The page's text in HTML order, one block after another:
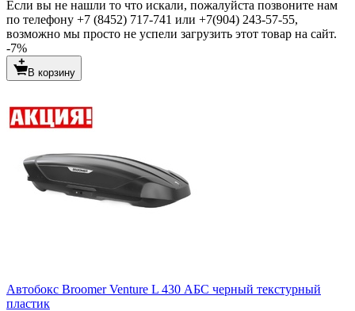
Если вы не нашли то что искали, пожалуйста позвоните нам
по телефону +7 (8452) 717-741 или +7(904) 243-57-55,
возможно мы просто не успели загрузить этот товар на сайт.
-7%
В корзину
Автобокс Broomer Venture L 430 АБС черный текстурный
пластик